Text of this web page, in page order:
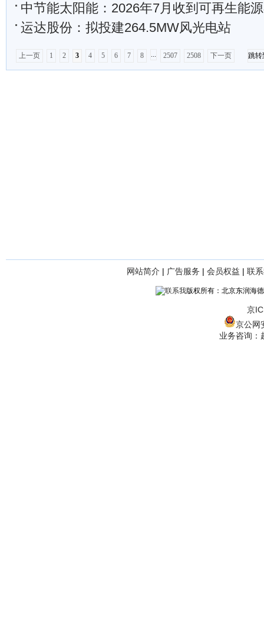
中节能太阳能：2026年7月收到可再生能源补
运达股份：拟投建264.5MW风光电站
上一页 1 2 3 4 5 6 7 8 ... 2507 2508 下一页 跳转
网站简介 | 广告服务 | 会员权益 | 联
版权所有：北京东润海
京
京公网
业务咨询：